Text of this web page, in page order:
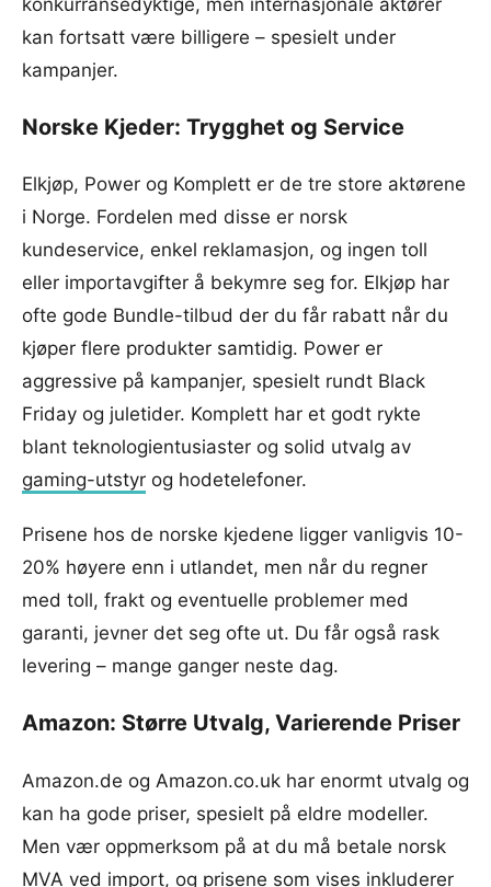
kan fortsatt være billigere – spesielt under
kampanjer.
Norske Kjeder: Trygghet og Service
Elkjøp, Power og Komplett er de tre store aktørene
i Norge. Fordelen med disse er norsk
kundeservice, enkel reklamasjon, og ingen toll
eller importavgifter å bekymre seg for. Elkjøp har
ofte gode Bundle-tilbud der du får rabatt når du
kjøper flere produkter samtidig. Power er
aggressive på kampanjer, spesielt rundt Black
Friday og juletider. Komplett har et godt rykte
blant teknologientusiaster og solid utvalg av
gaming-utstyr og hodetelefoner.
Prisene hos de norske kjedene ligger vanligvis 10-
20% høyere enn i utlandet, men når du regner
med toll, frakt og eventuelle problemer med
garanti, jevner det seg ofte ut. Du får også rask
levering – mange ganger neste dag.
Amazon: Større Utvalg, Varierende Priser
Amazon.de og Amazon.co.uk har enormt utvalg og
kan ha gode priser, spesielt på eldre modeller.
Men vær oppmerksom på at du må betale norsk
MVA ved import, og prisene som vises inkluderer